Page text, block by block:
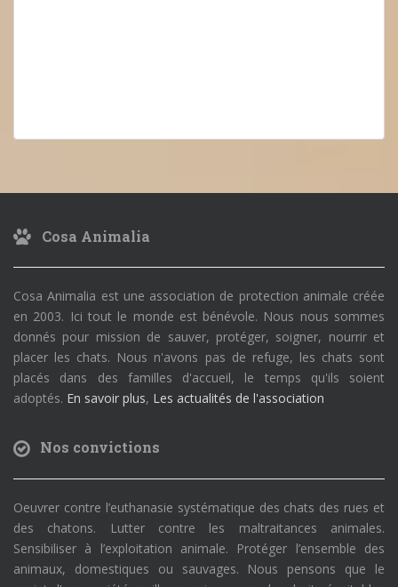
Cosa Animalia
Cosa Animalia est une association de protection animale créée
en 2003. Ici tout le monde est bénévole. Nous nous sommes
donnés pour mission de sauver, protéger, soigner, nourrir et
placer les chats. Nous n'avons pas de refuge, les chats sont
placés dans des familles d'accueil, le temps qu'ils soient
adoptés. En savoir plus, Les actualités de l'association
Nos convictions
Oeuvrer contre l’euthanasie systématique des chats des rues et
des chatons. Lutter contre les maltraitances animales.
Sensibiliser à l’exploitation animale. Protéger l’ensemble des
animaux, domestiques ou sauvages. Nous pensons que le